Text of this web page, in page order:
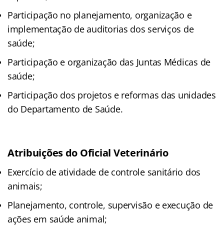
Participação no planejamento, organização e
implementação de auditorias dos serviços de
saúde;
Participação e organização das Juntas Médicas de
saúde;
Participação dos projetos e reformas das unidades
do Departamento de Saúde.
Atribuições do Oficial Veterinário
Exercício de atividade de controle sanitário dos
animais;
Planejamento, controle, supervisão e execução de
ações em saúde animal;